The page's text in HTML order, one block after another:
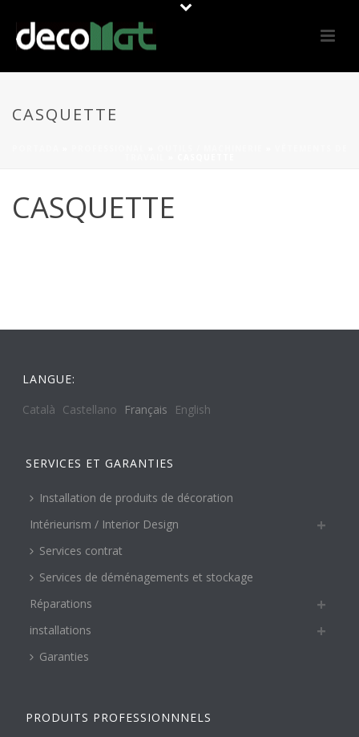
CASQUETTE
CASQUETTE
LANGUE:
Català Castellano Français English
SERVICES ET GARANTIES
Installation de produits de décoration
Intérieurism / Interior Design
Services contrat
Services de déménagements et stockage
Réparations
installations
Garanties
PRODUITS PROFESSIONNNELS